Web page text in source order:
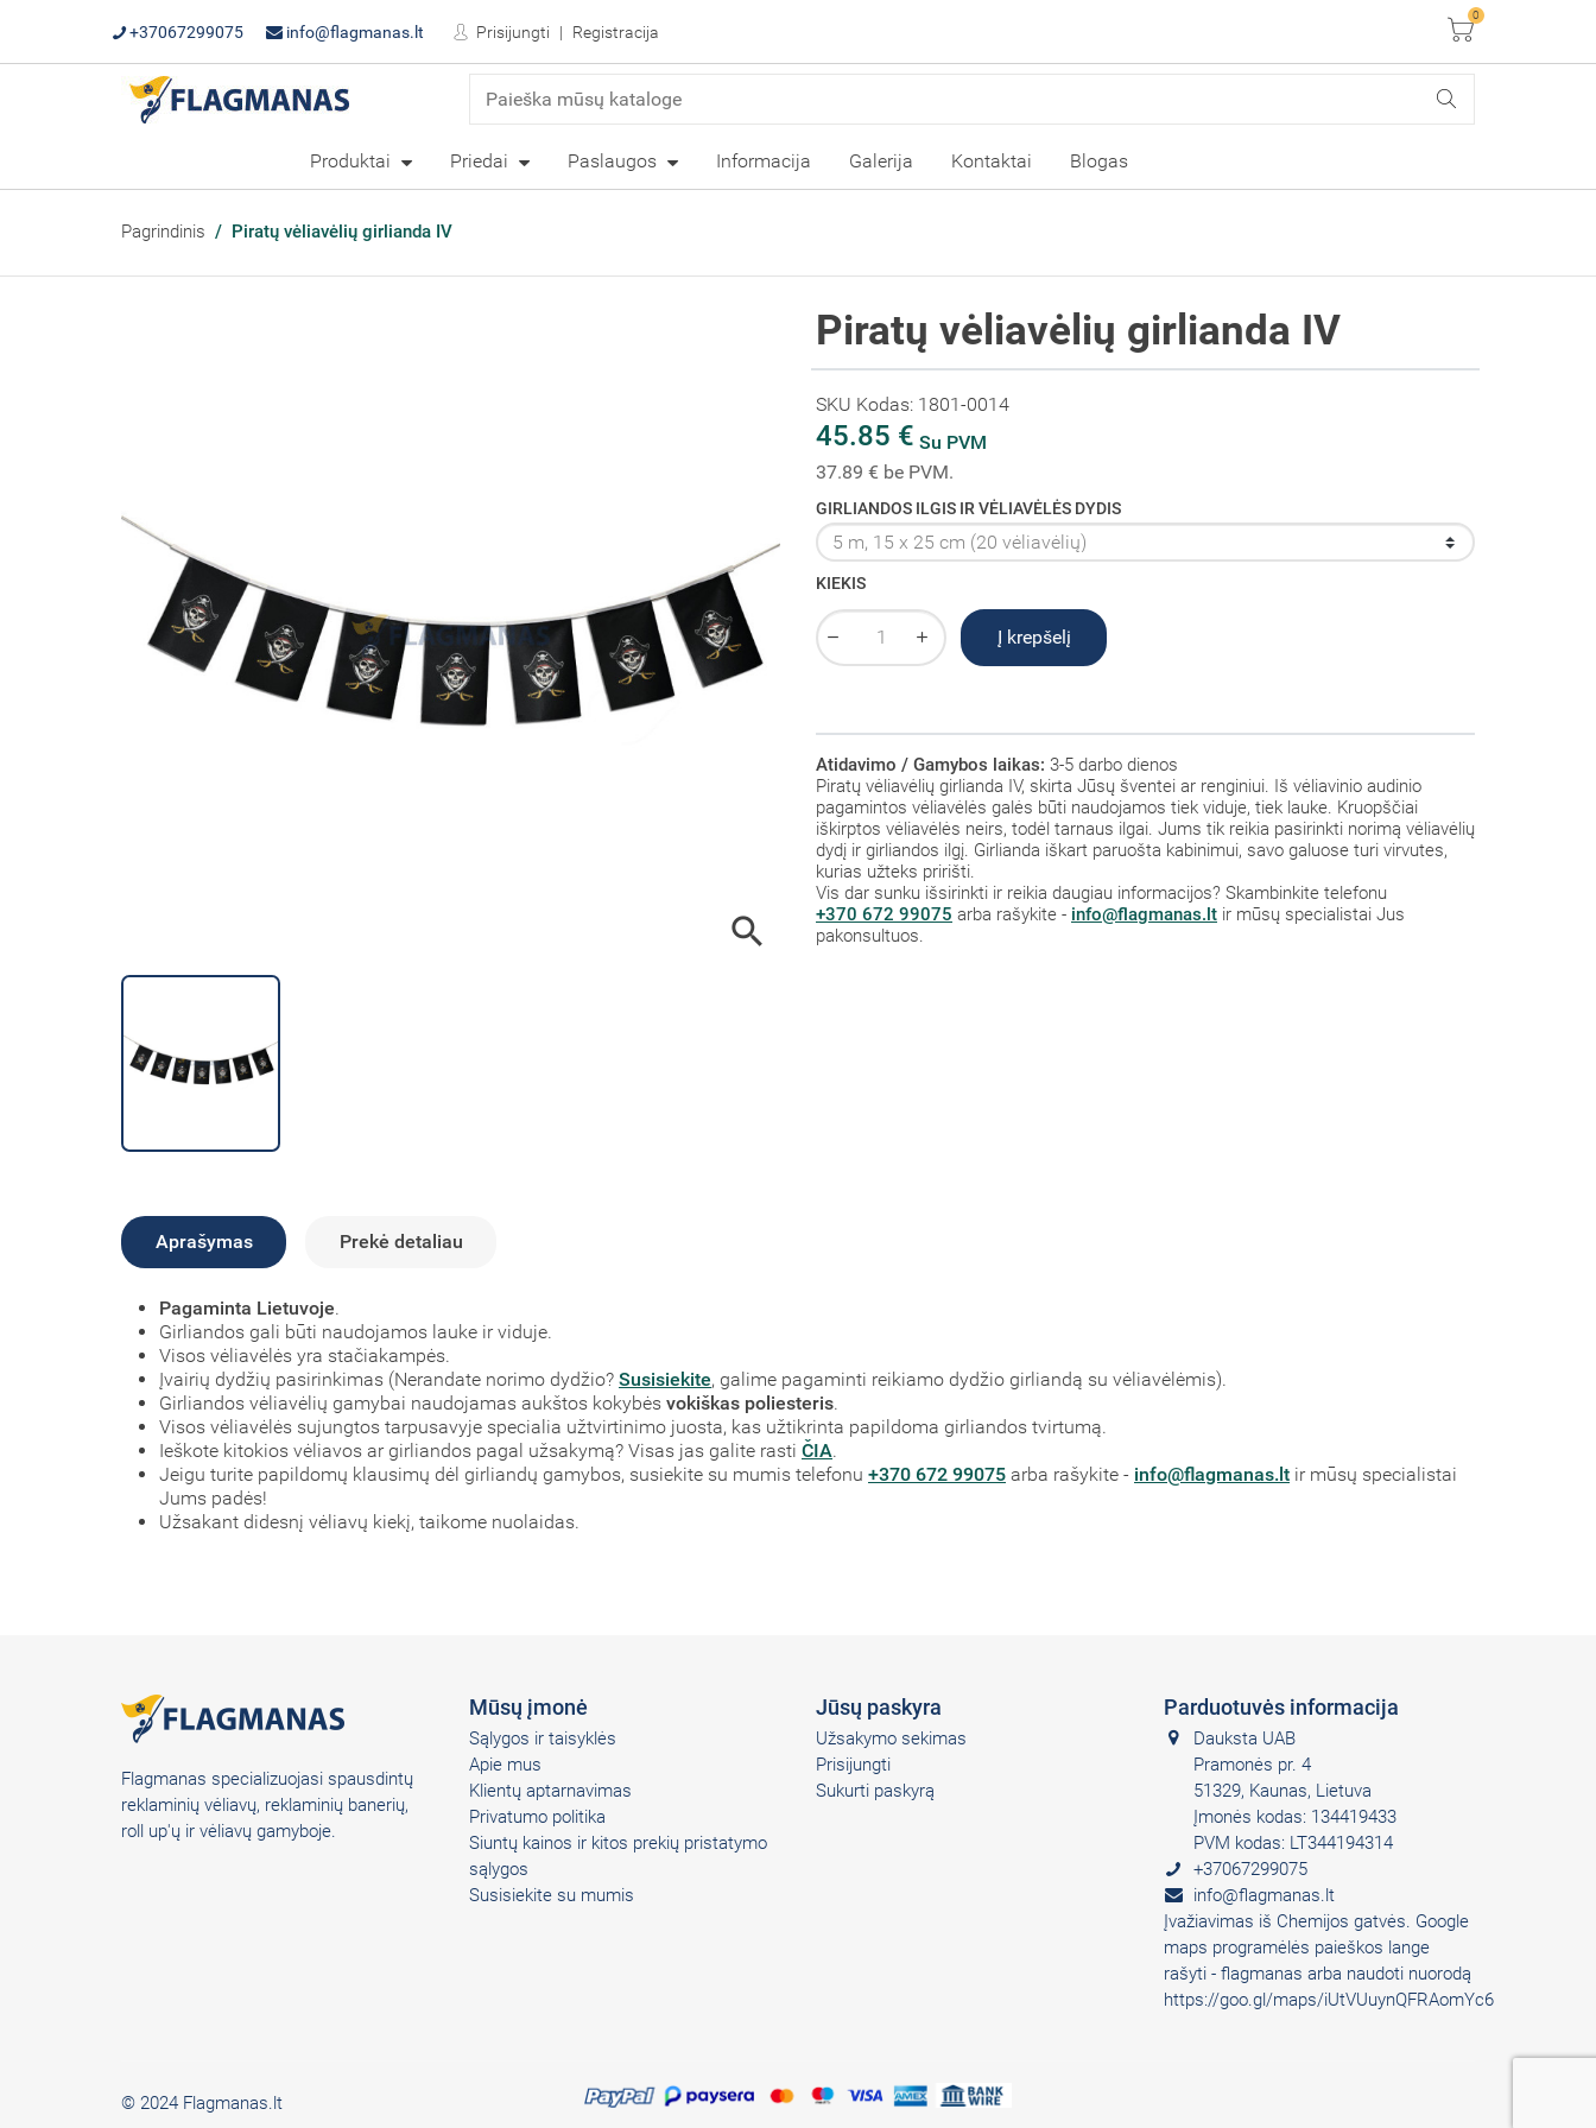
+37067299075 info@flagmanas.lt Prisijungti Registracija Krepšelis
0
Produktai Priedai Paslaugos Informacija Galerija Kontaktai Blogas
Pagrindinis Piratų vėliavėlių girlianda IV

Piratų vėliavėlių girlianda IV
SKU Kodas: 1801-0014
45.85 € Su PVM
37.89 € be PVM.
GIRLIANDOS ILGIS IR VĖLIAVĖLĖS DYDIS
KIEKIS
Į krepšelį
Atidavimo / Gamybos laikas: 3-5 darbo dienos
Piratų vėliavėlių girlianda IV, skirta Jūsų šventei ar renginiui. Iš vėliavinio audinio
pagamintos vėliavėlės galės būti naudojamos tiek viduje, tiek lauke. Kruopščiai
iškirptos vėliavėlės neirs, todėl tarnaus ilgai. Jums tik reikia pasirinkti norimą vėliavėlių
dydį ir girliandos ilgį. Girlianda iškart paruošta kabinimui, savo galuose turi virvutes,
kurias užteks pririšti.
Vis dar sunku išsirinkti ir reikia daugiau informacijos? Skambinkite telefonu
+370 672 99075 arba rašykite - info@flagmanas.lt ir mūsų specialistai Jus
pakonsultuos.
Aprašymas Prekė detaliau
Pagaminta Lietuvoje.
Girliandos gali būti naudojamos lauke ir viduje.
Visos vėliavėlės yra stačiakampės.
Įvairių dydžių pasirinkimas (Nerandate norimo dydžio? Susisiekite, galime pagaminti reikiamo dydžio girliandą su vėliavėlėmis).
Girliandos vėliavėlių gamybai naudojamas aukštos kokybės vokiškas poliesteris.
Visos vėliavėlės sujungtos tarpusavyje specialia užtvirtinimo juosta, kas užtikrinta papildoma girliandos tvirtumą.
Ieškote kitokios vėliavos ar girliandos pagal užsakymą? Visas jas galite rasti ČIA.
Jeigu turite papildomų klausimų dėl girliandų gamybos, susiekite su mumis telefonu +370 672 99075 arba rašykite - info@flagmanas.lt ir mūsų specialistai
Jums padės!
Užsakant didesnį vėliavų kiekį, taikome nuolaidas.
Flagmanas specializuojasi spausdintų
reklaminių vėliavų, reklaminių banerių,
roll up'ų ir vėliavų gamyboje.
Mūsų įmonė
Sąlygos ir taisyklės
Apie mus
Klientų aptarnavimas
Privatumo politika
Siuntų kainos ir kitos prekių pristatymo
sąlygos
Susisiekite su mumis
Jūsų paskyra
Užsakymo sekimas
Prisijungti
Sukurti paskyrą
Parduotuvės informacija
Dauksta UAB
Pramonės pr. 4
51329, Kaunas, Lietuva
Įmonės kodas: 134419433
PVM kodas: LT344194314
+37067299075
info@flagmanas.lt
Įvažiavimas iš Chemijos gatvės. Google
maps programėlės paieškos lange
rašyti - flagmanas arba naudoti nuorodą
https://goo.gl/maps/iUtVUuynQFRAomYc6
© 2024 Flagmanas.lt